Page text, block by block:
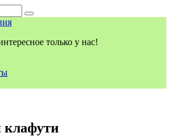
только у нас!
клафути